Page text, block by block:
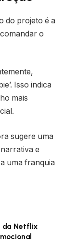
do projeto é a
o
Isso indica
mais
sugere uma
e
uma franquia
da Netflix